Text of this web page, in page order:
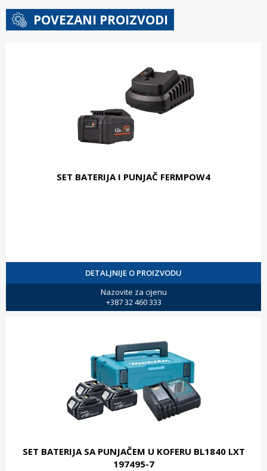
POVEZANI PROIZVODI
SET BATERIJA I PUNJAČ FERMPOW4
DETALJNIJE O PROIZVODU
Nazovite za cijenu
+387 32 460 333
SET BATERIJA SA PUNJAČEM U KOFERU BL1840 LXT
197495-7